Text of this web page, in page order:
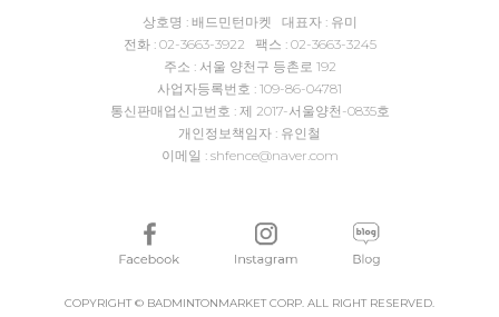
상호명 : 배드민턴마켓 대표자 : 유미
전화 : 02-3663-3922 팩스 : 02-3663-3245
주소 : 서울 양천구 등촌로 192
사업자등록번호 : 109-86-04781
통신판매업신고번호 : 제 2017-서울양천-0835호
개인정보책임자 : 유인철
이메일 : shfence@naver.com
COPYRIGHT © BADMINTONMARKET CORP. ALL RIGHT RESERVED.